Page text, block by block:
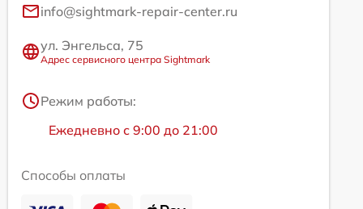
info@sightmark-repair-center.ru
ул. Энгельса, 75
Адрес сервисного центра Sightmark
Режим работы:
Ежедневно с 9:00 до 21:00
Способы оплаты